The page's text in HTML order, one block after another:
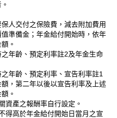
人交付之保險費，減去附加費用
準備金；年金給付開始時，依年
。
年齡、預定利率註2及年金生命
年齡、預定利率、宣告利率註1
，第二年以後以宣告利率及上述
。
資產之報酬率自行設定。
得高於年金給付開始日當月之宣